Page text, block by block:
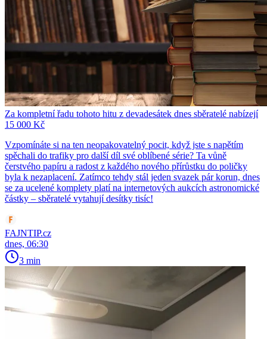
Za kompletní řadu tohoto hitu z devadesátek dnes sběratelé nabízejí
15 000 Kč
Vzpomínáte si na ten neopakovatelný pocit, když jste s napětím
spěchali do trafiky pro další díl své oblíbené série? Ta vůně
čerstvého papíru a radost z každého nového přírůstku do poličky
byla k nezaplacení. Zatímco tehdy stál jeden svazek pár korun, dnes
se za ucelené komplety platí na internetových aukcích astronomické
částky – sběratelé vytahují desítky tisíc!
FAJNTIP.cz
dnes, 06:30
3 min